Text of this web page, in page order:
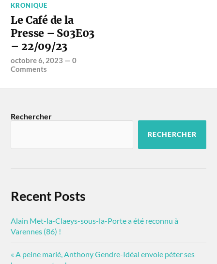
KRONIQUE
Le Café de la
Presse – S03E03
– 22/09/23
octobre 6, 2023 —0
Comments
Rechercher
RECHERCHER
Recent Posts
Alain Met-la-Claeys-sous-la-Porte a été reconnu à
Varennes (86) !
« A peine marié, Anthony Gendre-Idéal envoie péter ses